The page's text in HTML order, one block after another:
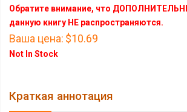
Обратите внимание, что
данную книгу НЕ распространяются.
Ваша цена: $10.69
Not In Stock
Краткая аннотация